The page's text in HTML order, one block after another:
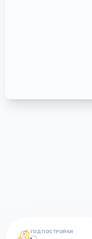
ГОД ПОСТРОЙКИ